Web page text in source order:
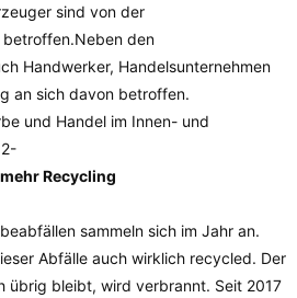
sind von der
den
Handwerker, Handelsunternehmen
an sich davon betroffen.
Recycling
sammeln sich im Jahr an.
Abfälle auch wirklich recycled. Der
übrig bleibt, wird verbrannt. Seit 2017